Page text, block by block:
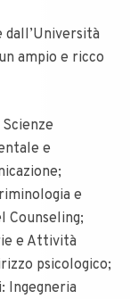
dall’Università
ampio e ricco
e
e
Counseling;
e Attività
psicologico;
Ingegneria